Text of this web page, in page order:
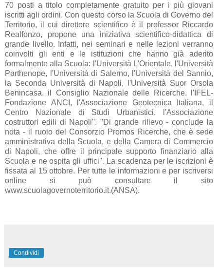
70 posti a titolo completamente gratuito per i più giovani
iscritti agli ordini. Con questo corso la Scuola di Governo del
Territorio, il cui direttore scientifico è il professor Riccardo
Realfonzo, propone una iniziativa scientifico-didattica di
grande livello. Infatti, nei seminari e nelle lezioni verranno
coinvolti gli enti e le istituzioni che hanno già aderito
formalmente alla Scuola: l'Università L'Orientale, l'Università
Parthenope, l'Università di Salerno, l'Università del Sannio,
la Seconda Università di Napoli, l'Università Suor Orsola
Benincasa, il Consiglio Nazionale delle Ricerche, l'IFEL-
Fondazione ANCI, l'Associazione Geotecnica Italiana, il
Centro Nazionale di Studi Urbanistici, l'Associazione
costruttori edili di Napoli''. ''Di grande rilievo - conclude la
nota - il ruolo del Consorzio Promos Ricerche, che è sede
amministrativa della Scuola, e della Camera di Commercio
di Napoli, che offre il principale supporto finanziario alla
Scuola e ne ospita gli uffici''. La scadenza per le iscrizioni è
fissata al 15 ottobre. Per tutte le informazioni e per iscriversi
online si può consultare il sito
www.scuolagovernoterritorio.it.(ANSA).
Condividi